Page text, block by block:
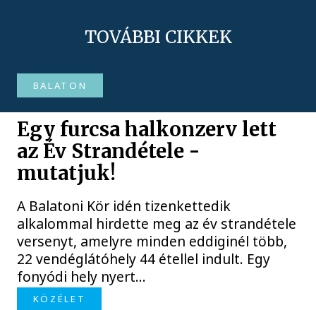
TOVÁBBI CIKKEK
BALATON
Egy furcsa halkonzerv lett
az Év Strandétele -
mutatjuk!
A Balatoni Kör idén tizenkettedik
alkalommal hirdette meg az év strandétele
versenyt, amelyre minden eddiginél több,
22 vendéglátóhely 44 étellel indult. Egy
fonyódi hely nyert...
KÖZÉLET